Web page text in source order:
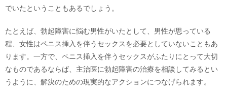
でいたということもあるでしょう。
たとえば、勃起障害に悩む男性がいたとして、男性が思っている
程、女性はペニス挿入を伴うセックスを必要としていないこともあ
ります。一方で、ペニス挿入を伴うセックスがふたりにとって大切
なものであるならば、主治医に勃起障害の治療を相談してみるとい
うように、解決のための現実的なアクションにつなげられます。